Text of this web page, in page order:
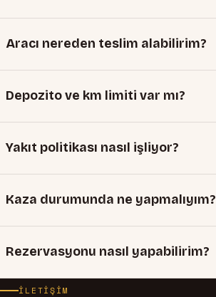
Aracı nereden teslim alabilirim?
Depozito ve km limiti var mı?
Yakıt politikası nasıl işliyor?
Kaza durumunda ne yapmalıyım?
Rezervasyonu nasıl yapabilirim?
İLETIŞIM